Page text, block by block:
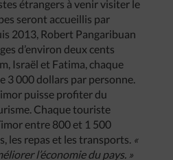
étrangers à venir visiter le
seront accueillis par
2013, Robert Pangaribuan
d’environ deux cents
Israël et Fatima, chaque
3 000 dollars par personne.
puisse profiter du
Chaque touriste
entre 800 et 1 500
les repas et les transports. «
l’économie du pays. »